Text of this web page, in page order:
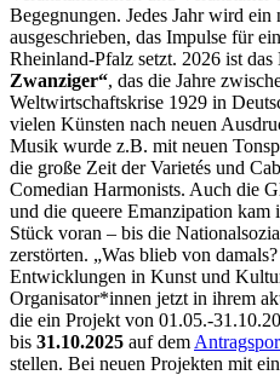
Begegnungen. Jedes Jahr wird
ausgeschrieben, das Impulse für
Rheinland-Pfalz setzt. 2026 ist das
Zwanziger“, das die Jahre
Weltwirtschaftskrise 1929 in
vielen Künsten nach neuen
Musik wurde z.B. mit neuen
die große Zeit der Varietés und
Comedian Harmonists. Auch die
und die queere Emanzipation kam
Stück voran – bis die
zerstörten. „Was blieb von
Entwicklungen in Kunst und
Organisator*innen jetzt in ihrem
die ein Projekt von 01.05.-
bis 31.10.2025 auf dem
stellen. Bei neuen Projekten mit